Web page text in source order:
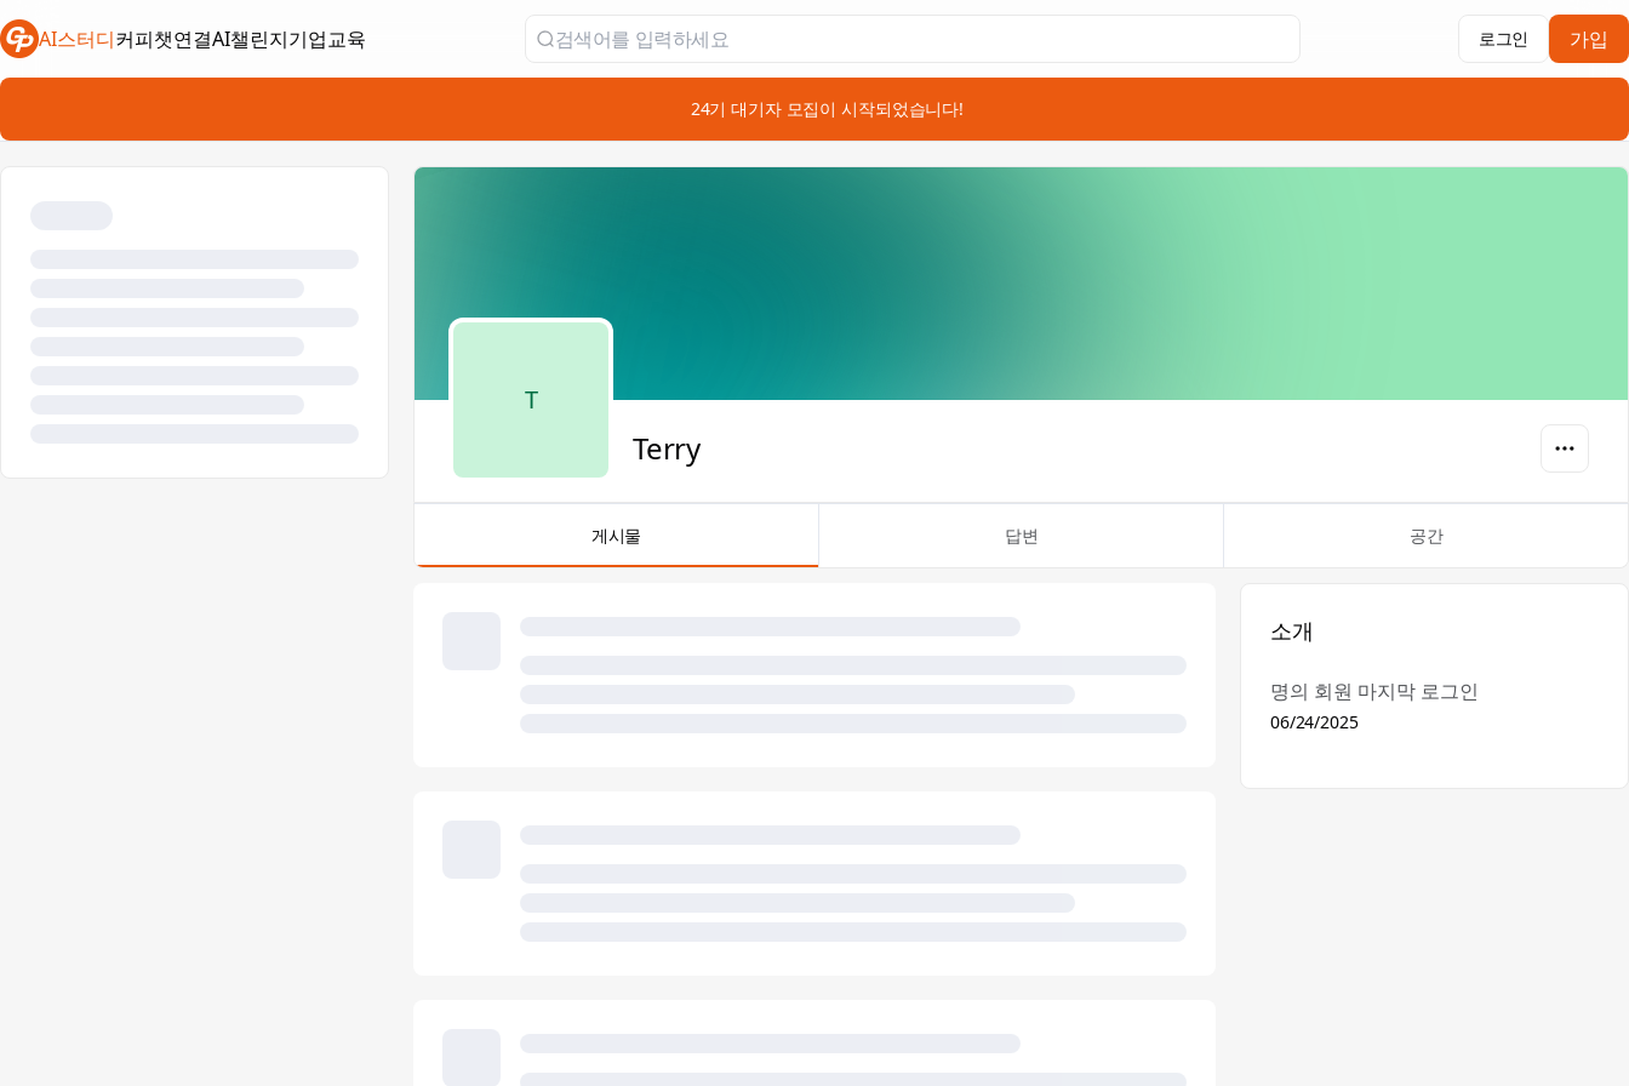
AI스터디커피챗연결
새 탭에서 열림AI챌린지
새 탭에서 열림
기업교육
새 탭에서 열림 가입
로그인
📣 24기 대기자 모집이 시작되었습니다!
T
Terry
게시물 답변 공간
소개
명의 회원 마지막 로그인
06/24/2025